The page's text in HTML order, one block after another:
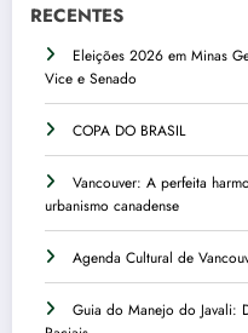
RECENTES
Eleições 2026 em Minas
Vice e Senado
COPA DO BRASIL
Vancouver: A perfeita
urbanismo canadense
Agenda Cultural de
Guia do Manejo do Javali: